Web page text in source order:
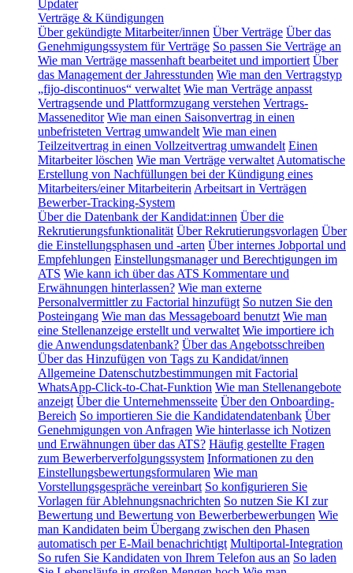
Updater
Verträge & Kündigungen
Über gekündigte Mitarbeiter/innen Über Verträge Über das
Genehmigungssystem für Verträge So passen Sie Verträge an
Wie man Verträge massenhaft bearbeitet und importiert Über
das Management der Jahresstunden Wie man den Vertragstyp
„fijo-discontinuos“ verwaltet Wie man Verträge anpasst
Vertragsende und Plattformzugang verstehen Vertrags-
Masseneditor Wie man einen Saisonvertrag in einen
unbefristeten Vertrag umwandelt Wie man einen
Teilzeitvertrag in einen Vollzeitvertrag umwandelt Einen
Mitarbeiter löschen Wie man Verträge verwaltet Automatische
Erstellung von Nachfüllungen bei der Kündigung eines
Mitarbeiters/einer Mitarbeiterin Arbeitsart in Verträgen
Bewerber-Tracking-System
Über die Datenbank der Kandidat:innen Über die
Rekrutierungsfunktionalität Über Rekrutierungsvorlagen Über
die Einstellungsphasen und -arten Über internes Jobportal und
Empfehlungen Einstellungsmanager und Berechtigungen im
ATS Wie kann ich über das ATS Kommentare und
Erwähnungen hinterlassen? Wie man externe
Personalvermittler zu Factorial hinzufügt So nutzen Sie den
Posteingang Wie man das Messageboard benutzt Wie man
eine Stellenanzeige erstellt und verwaltet Wie importiere ich
die Anwendungsdatenbank? Über das Angebotsschreiben
Über das Hinzufügen von Tags zu Kandidat/innen
Allgemeine Datenschutzbestimmungen mit Factorial
WhatsApp-Click-to-Chat-Funktion Wie man Stellenangebote
anzeigt Über die Unternehmensseite Über den Onboarding-
Bereich So importieren Sie die Kandidatendatenbank Über
Genehmigungen von Anfragen Wie hinterlasse ich Notizen
und Erwähnungen über das ATS? Häufig gestellte Fragen
zum Bewerberverfolgungssystem Informationen zu den
Einstellungsbewertungsformularen Wie man
Vorstellungsgespräche vereinbart So konfigurieren Sie
Vorlagen für Ablehnungsnachrichten So nutzen Sie KI zur
Bewertung und Bewertung von Bewerberbewerbungen Wie
man Kandidaten beim Übergang zwischen den Phasen
automatisch per E-Mail benachrichtigt Multiportal-Integration
So rufen Sie Kandidaten von Ihrem Telefon aus an So laden